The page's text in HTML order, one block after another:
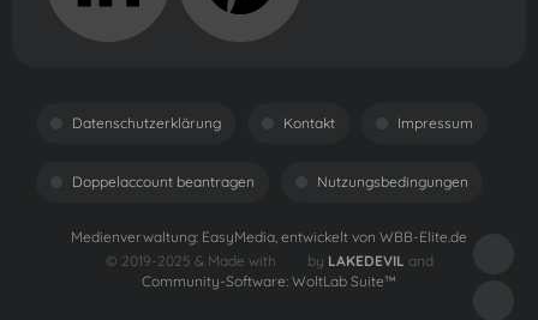
Datenschutzerklärung Kontakt Impressum
Doppelaccount beantragen Nutzungsbedingungen
Medienverwaltung: EasyMedia, entwickelt von WBB-Elite.de
© 2019-2025 & Made with
by LAKEDEVIL and
Community-Software: WoltLab Suite™